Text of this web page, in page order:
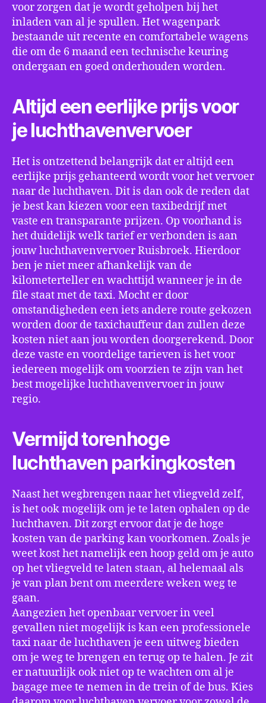
voor zorgen dat je wordt geholpen bij het
inladen van al je spullen. Het wagenpark
bestaande uit recente en comfortabele wagens
die om de 6 maand een technische keuring
ondergaan en goed onderhouden worden.
Altijd een eerlijke prijs voor
je luchthavenvervoer
Het is ontzettend belangrijk dat er altijd een
eerlijke prijs gehanteerd wordt voor het vervoer
naar de luchthaven. Dit is dan ook de reden dat
je best kan kiezen voor een taxibedrijf met
vaste en transparante prijzen. Op voorhand is
het duidelijk welk tarief er verbonden is aan
jouw luchthavenvervoer Ruisbroek. Hierdoor
ben je niet meer afhankelijk van de
kilometerteller en wachttijd wanneer je in de
file staat met de taxi. Mocht er door
omstandigheden een iets andere route gekozen
worden door de taxichauffeur dan zullen deze
kosten niet aan jou worden doorgerekend. Door
deze vaste en voordelige tarieven is het voor
iedereen mogelijk om voorzien te zijn van het
best mogelijke luchthavenvervoer in jouw
regio.
Vermijd torenhoge
luchthaven parkingkosten
Naast het wegbrengen naar het vliegveld zelf,
is het ook mogelijk om je te laten ophalen op de
luchthaven. Dit zorgt ervoor dat je de hoge
kosten van de parking kan voorkomen. Zoals je
weet kost het namelijk een hoop geld om je auto
op het vliegveld te laten staan, al helemaal als
je van plan bent om meerdere weken weg te
gaan.
Aangezien het openbaar vervoer in veel
gevallen niet mogelijk is kan een professionele
taxi naar de luchthaven je een uitweg bieden
om je weg te brengen en terug op te halen. Je zit
er natuurlijk ook niet op te wachten om al je
bagage mee te nemen in de trein of de bus. Kies